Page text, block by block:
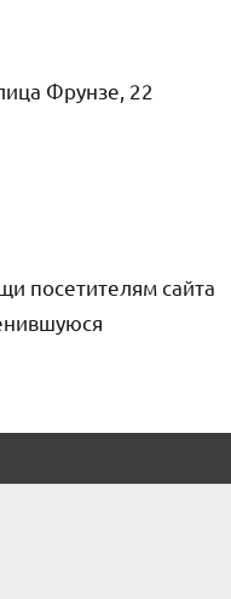
Фрунзе, 22
посетителям сайта